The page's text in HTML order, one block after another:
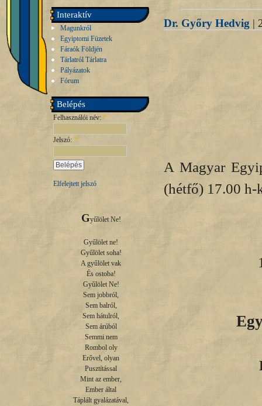
Interaktív
Magunkról
Egyiptomi Füzetek
Fáraók Földjén
Tárlatról Tárlatra
Pályázatok
Fórum
Belépés
Felhasználói név: *
Jelszó: *
Elfelejtett jelszó
Gyűlölet Ne!
Gyűlölet ne!
Gyűlölet soha!
A gyűlölet vak
És ostoba!
Gyűlölet Ne!
Sem jobbról,
Sem balról,
Sem hátulról,
Sem árúból
Semmi nem
Rombol oly
Erővel, olyan
Pusztítással
Mint az ember,
Ember által
Táplált gyalázatával,
Dr. Győry Hedvig |
A Magyar
(hétfő) 17.00 h-